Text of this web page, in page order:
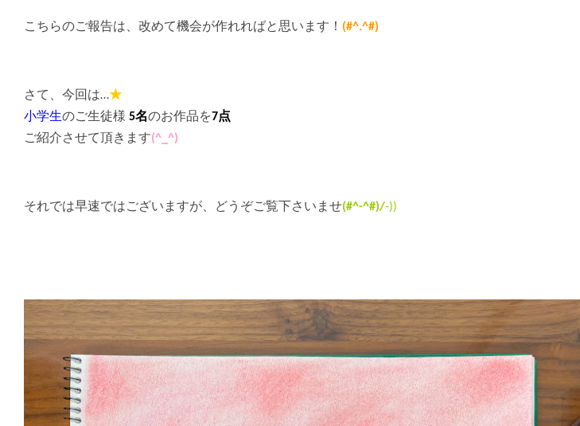
こちらのご報告は、改めて機会が作れればと思います！ (#^.^#)
さて、今回は…★
小学生のご生徒様 5名のお作品を7点
ご紹介させて頂きます(^_^)
それでは早速ではございますが、どうぞご覧下さいませ(#^-^#)/-))